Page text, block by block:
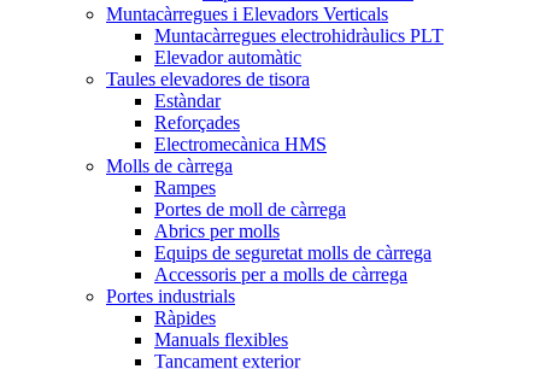
Muntacàrregues i Elevadors Verticals
Muntacàrregues electrohidràulics PLT
Elevador automàtic
Taules elevadores de tisora
Estàndar
Reforçades
Electromecànica HMS
Molls de càrrega
Rampes
Portes de moll de càrrega
Abrics per molls
Equips de seguretat molls de càrrega
Accessoris per a molls de càrrega
Portes industrials
Ràpides
Manuals flexibles
Tancament exterior